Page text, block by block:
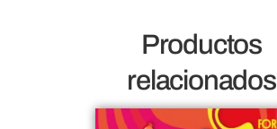
Productos
relacionados